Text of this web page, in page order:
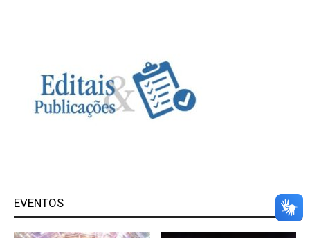
EVENTOS